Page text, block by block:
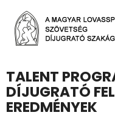
TALENT
DÍJUGRATÓ
EREDMÉNYEK